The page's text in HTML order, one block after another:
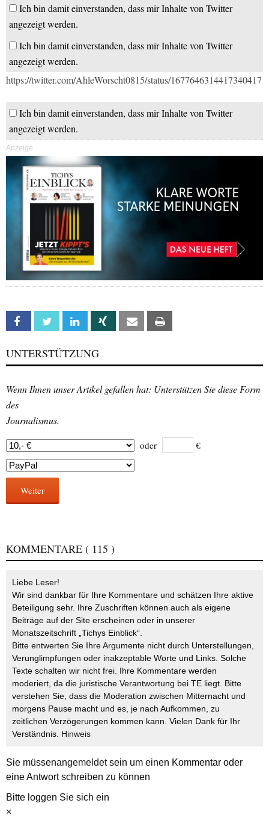
Ich bin damit einverstanden, dass mir Inhalte von Twitter
angezeigt werden.
Ich bin damit einverstanden, dass mir Inhalte von Twitter
angezeigt werden.
https://twitter.com/AhleWorscht0815/status/1677646314417340417
Ich bin damit einverstanden, dass mir Inhalte von Twitter
angezeigt werden.
Anzeige
Facebook Twitter Linkedin Xing Email
UNTERSTÜTZUNG
Wenn Ihnen unser Artikel gefallen hat: Unterstützen Sie diese Form
des
Journalismus.
oder €
Weiter
KOMMENTARE ( 115 )
Liebe Leser!
Wir sind dankbar für Ihre Kommentare und schätzen Ihre aktive
Beteiligung sehr. Ihre Zuschriften können auch als eigene
Beiträge auf der Site erscheinen oder in unserer
Monatszeitschrift „Tichys Einblick“.
Bitte entwerten Sie Ihre Argumente nicht durch Unterstellungen,
Verunglimpfungen oder inakzeptable Worte und Links. Solche
Texte schalten wir nicht frei. Ihre Kommentare werden
moderiert, da die juristische Verantwortung bei TE liegt. Bitte
verstehen Sie, dass die Moderation zwischen Mitternacht und
morgens Pause macht und es, je nach Aufkommen, zu
zeitlichen Verzögerungen kommen kann. Vielen Dank für Ihr
Verständnis. Hinweis
Sie müssenangemeldetsein um einen Kommentar oder
eine Antwort schreiben zu können
Bitte loggen Sie sich ein
×